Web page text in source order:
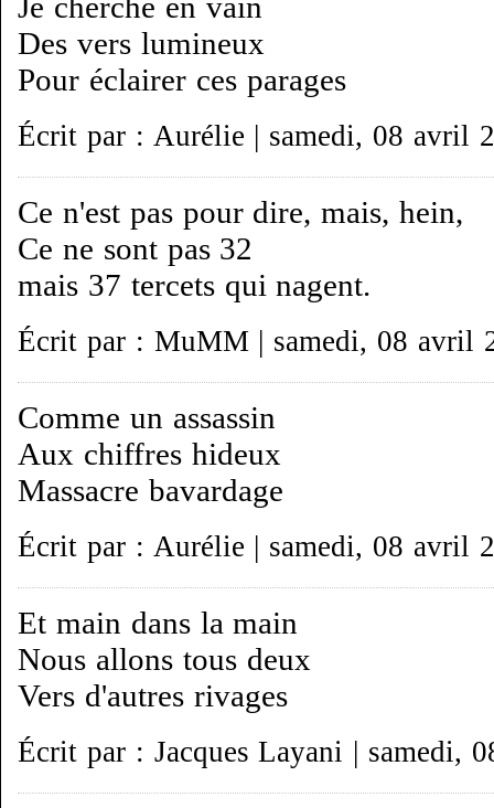
Des vers lumineux
Pour éclairer ces parages
Écrit par : Aurélie | samedi, 08 avril
Ce n'est pas pour dire, mais, hein,
Ce ne sont pas 32
mais 37 tercets qui nagent.
Écrit par : MuMM | samedi, 08 avril
Comme un assassin
Aux chiffres hideux
Massacre bavardage
Écrit par : Aurélie | samedi, 08 avril
Et main dans la main
Nous allons tous deux
Vers d'autres rivages
Écrit par : Jacques Layani | samedi,